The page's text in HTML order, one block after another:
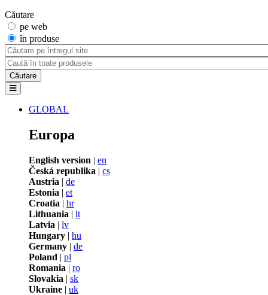
Căutare
pe web
în produse
GLOBAL
Europa
English version | en
Česká republika | cs
Austria | de
Estonia | et
Croatia | hr
Lithuania | lt
Latvia | lv
Hungary | hu
Germany | de
Poland | pl
Romania | ro
Slovakia | sk
Ukraine | uk